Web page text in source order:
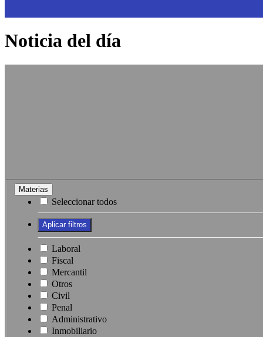
Noticia del día
Materias
Seleccionar todos
Laboral
Fiscal
Mercantil
Otros
Civil
Penal
Administrativo
Inmobiliario